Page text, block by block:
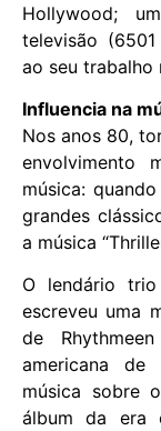
Hollywood;
televisão
ao seu trabalho
Influencia na
Nos anos 80,
envolvimento
música:
grandes
a música
O lendário
escreveu uma
de
americana de
música sobre
álbum da era